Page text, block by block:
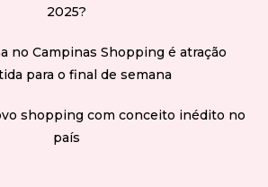
2025?
no Campinas Shopping é atração
para o final de semana
shopping com conceito inédito no
país